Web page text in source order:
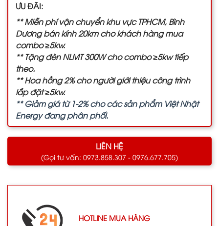
ƯU ĐÃI:
** Miễn phí vận chuyển khu vực TPHCM, Bình
Dương bán kính 20km cho khách hàng mua
combo ≥5kw.
** Tặng đèn NLMT 300W cho combo ≥5kw tiếp
theo.
** Hoa hồng 2% cho người giới thiệu công trình
lắp đặt ≥5kw.
** Giảm giá từ 1-2% cho các sản phẩm Việt Nhật
Energy đang phân phối.
LIÊN HỆ
(Gọi tư vấn: 0973.858.307 - 0976.677.705)
HOTLINE MUA HÀNG